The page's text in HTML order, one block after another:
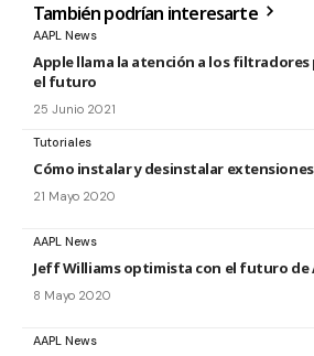
También podrían interesarte
AAPL News
Apple llama la atención a los
el futuro
25 Junio 2021
Tutoriales
Cómo instalar y desinstalar extensiones
21 Mayo 2020
AAPL News
Jeff Williams optimista con el futuro de
8 Mayo 2020
AAPL News